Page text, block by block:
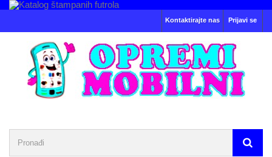
Prijavi se
Kontaktirajte nas